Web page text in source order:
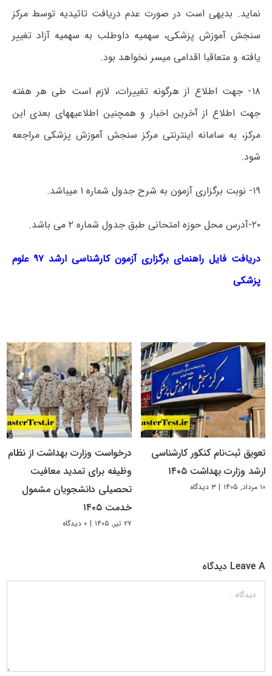
نماید. بدیهی است در صورت عدم دریافت تائیدیه توسط مرکز
سنجش آموزش پزشکی، سهمیه داوطلب به سهمیه آزاد تغییر
یافته و متعاقبا اقدامی میسر نخواهد بود.
۱۸- جهت اطلاع از هرگونه تغییرات، لازم است طی هر هفته
جهت اطلاع از آخرین اخبار و همچنین اطلاعیههای بعدی این
مرکز، به سامانه اینترنتی مرکز سنجش آموزش پزشکی مراجعه
شود.
۱۹- نوبت برگزاری آزمون به شرح جدول شماره ۱ میباشد.
۲۰-آدرس محل حوزه امتحانی طبق جدول شماره ۲ می باشد.
دریافت فایل راهنمای برگزاری آزمون کارشناسی ارشد ۹۷ علوم
پزشکی
تعویق ثبت‌نام کنکور کارشناسی
ارشد وزارت بهداشت ۱۴۰۵
۱۰ مرداد, ۱۴۰۵ | ۳ دیدگاه
درخواست وزارت بهداشت از نظام
وظیفه برای تمدید معافیت
تحصیلی دانشجویان مشمول
خدمت ۱۴۰۵
۲۷ تیر, ۱۴۰۵ | ۰ دیدگاه
Leave A دیدگاه
دیدگاه